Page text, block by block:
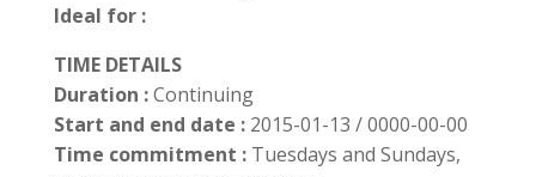
Ideal for :
TIME DETAILS
Duration :Continuing
Start and end date : 2015-01-13 / 0000-00-00
Time commitment : Tuesdays and Sundays,